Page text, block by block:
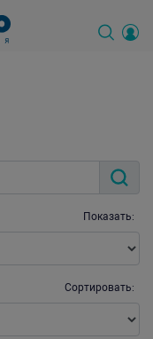
Показать:
Сортировать: